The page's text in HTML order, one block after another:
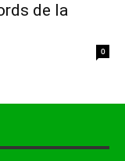
de la
0